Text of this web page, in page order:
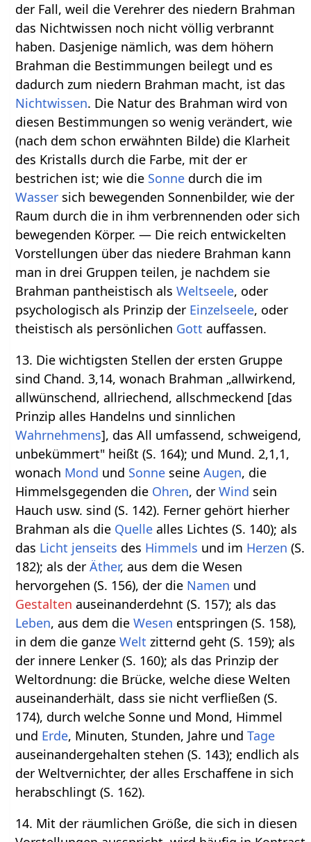
der Fall, weil die Verehrer des niedern Brahman
das Nichtwissen noch nicht völlig verbrannt
haben. Dasjenige nämlich, was dem höhern
Brahman die Bestimmungen beilegt und es
dadurch zum niedern Brahman macht, ist das
Nichtwissen. Die Natur des Brahman wird von
diesen Bestimmungen so wenig verändert, wie
(nach dem schon erwähnten Bilde) die Klarheit
des Kristalls durch die Farbe, mit der er
bestrichen ist; wie die Sonne durch die im
Wasser sich bewegenden Sonnenbilder, wie der
Raum durch die in ihm verbrennenden oder sich
bewegenden Körper. — Die reich entwickelten
Vorstellungen über das niedere Brahman kann
man in drei Gruppen teilen, je nachdem sie
Brahman pantheistisch alsWeltseele, oder
psychologisch als Prinzip der Einzelseele, oder
theistisch als persönlichen Gott auffassen.
13. Die wichtigsten Stellen der ersten Gruppe
sind Chand. 3,14, wonach Brahman „allwirkend,
allwünschend, allriechend, allschmeckend [das
Prinzip alles Handelns und sinnlichen
Wahrnehmens], das All umfassend, schweigend,
unbekümmert" heißt (S. 164); und Mund. 2,1,1,
wonach Mond und Sonne seineAugen, die
Himmelsgegenden die Ohren, derWind sein
Hauch usw. sind (S. 142). Ferner gehört hierher
Brahman als die Quelle alles Lichtes (S. 140); als
das Licht jenseits des Himmels und im Herzen (S.
182); als derÄther, aus dem die Wesen
hervorgehen (S. 156), der die Namen und
Gestalten auseinanderdehnt (S. 157); als das
Leben, aus dem dieWesen entspringen (S. 158),
in dem die ganzeWelt zitternd geht (S. 159); als
der innere Lenker (S. 160); als das Prinzip der
Weltordnung: die Brücke, welche diese Welten
auseinanderhält, dass sie nicht verfließen (S.
174), durch welche Sonne und Mond, Himmel
und Erde, Minuten, Stunden, Jahre undTage
auseinandergehalten stehen (S. 143); endlich als
der Weltvernichter, der alles Erschaffene in sich
herabschlingt (S. 162).
14. Mit der räumlichen Größe, die sich in diesen